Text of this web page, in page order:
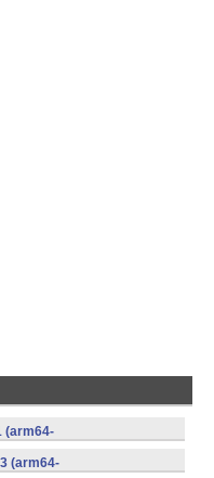
(arm64-
(Android)
(arm64-